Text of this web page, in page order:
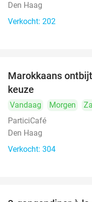
Den Haag
Verkocht: 202
Marokkaans
keuze
Vandaag Morgen Za
ParticiCafé
Den Haag
Verkocht: 304